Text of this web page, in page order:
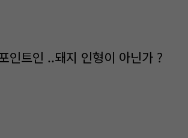
인트인 ..돼지 인형이 아닌가 ?